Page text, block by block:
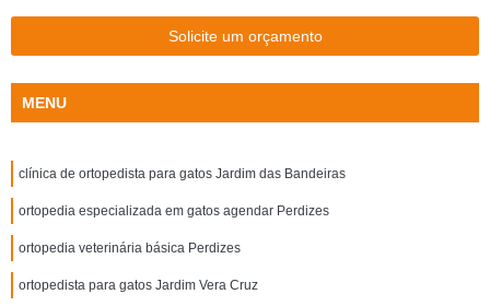
Solicite um orçamento
MENU
clínica de ortopedista para gatos Jardim das Bandeiras
ortopedia especializada em gatos agendar Perdizes
ortopedia veterinária básica Perdizes
ortopedista para gatos Jardim Vera Cruz